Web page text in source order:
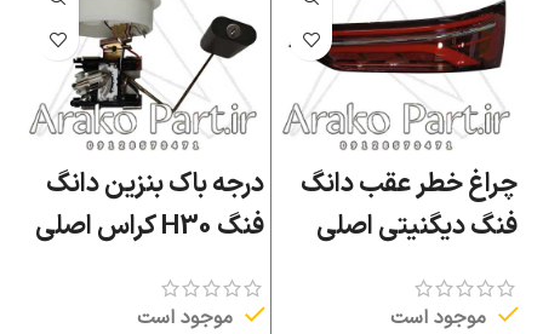
چراغ خطر عقب دانگ
فنگ دیگنیتی اصلی
موجود است
درجه باک بنزین دانگ
فنگ H30 کراس اصلی
موجود است